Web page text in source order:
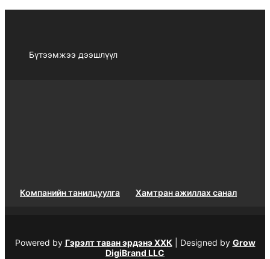
Бүтээмжээ дээшлүүл
Компанийн танилцуулга Хамтран ажиллах санал
Powered by Гэрэлт таван эрдэнэ ХХК | Designed by Grow
DigiBrand LLC